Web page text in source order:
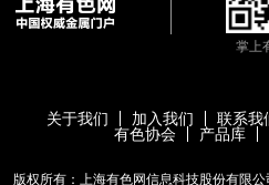
掌上
关于我们 加入我们 联系我
有色协会 产品库
版权所有：上海有色网信息科技股份有限公